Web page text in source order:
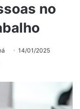
no
14/01/2025